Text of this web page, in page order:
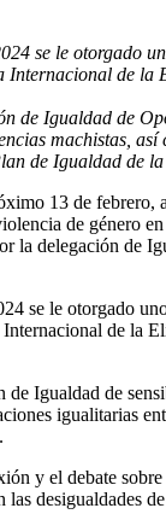
se le otorgado
Internacional de la
de Igualdad de
machistas,
de Igualdad de
13 de febrero,
de género
la delegación de
se le otorgado
de la
Igualdad de
igualitarias
y el debate
las desigualdades